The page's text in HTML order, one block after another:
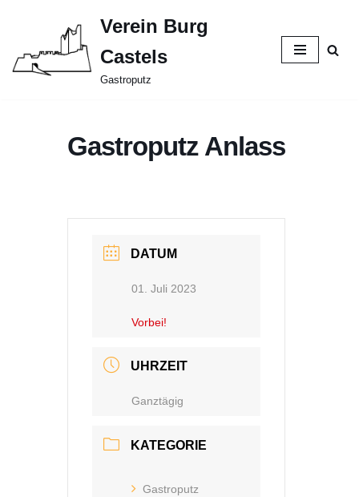
Inhalt
Verein Burg
Castels
Gastroputz
Gastroputz Anlass
DATUM
01. Juli 2023
Vorbei!
UHRZEIT
Ganztägig
KATEGORIE
Gastroputz